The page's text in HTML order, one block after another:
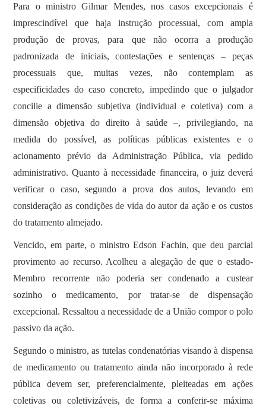
Para o ministro Gilmar Mendes, nos casos excepcionais é
imprescindível que haja instrução processual, com ampla
produção de provas, para que não ocorra a produção
padronizada de iniciais, contestações e sentenças – peças
processuais que, muitas vezes, não contemplam as
especificidades do caso concreto, impedindo que o julgador
concilie a dimensão subjetiva (individual e coletiva) com a
dimensão objetiva do direito à saúde –, privilegiando, na
medida do possível, as políticas públicas existentes e o
acionamento prévio da Administração Pública, via pedido
administrativo. Quanto à necessidade financeira, o juiz deverá
verificar o caso, segundo a prova dos autos, levando em
consideração as condições de vida do autor da ação e os custos
do tratamento almejado.
Vencido, em parte, o ministro Edson Fachin, que deu parcial
provimento ao recurso. Acolheu a alegação de que o estado-
Membro recorrente não poderia ser condenado a custear
sozinho o medicamento, por tratar-se de dispensação
excepcional. Ressaltou a necessidade de a União compor o polo
passivo da ação.
Segundo o ministro, as tutelas condenatórias visando à dispensa
de medicamento ou tratamento ainda não incorporado à rede
pública devem ser, preferencialmente, pleiteadas em ações
coletivas ou coletivizáveis, de forma a conferir-se máxima